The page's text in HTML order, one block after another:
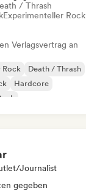
/ Thrash
Experimenteller Rock
Verlagsvertrag an
Rock
Death / Thrash
Hardcore
Journalist
gegeben